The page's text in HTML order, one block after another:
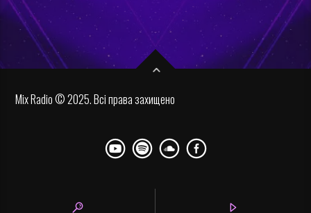
Mix Radio © 2025. Всі права захищено